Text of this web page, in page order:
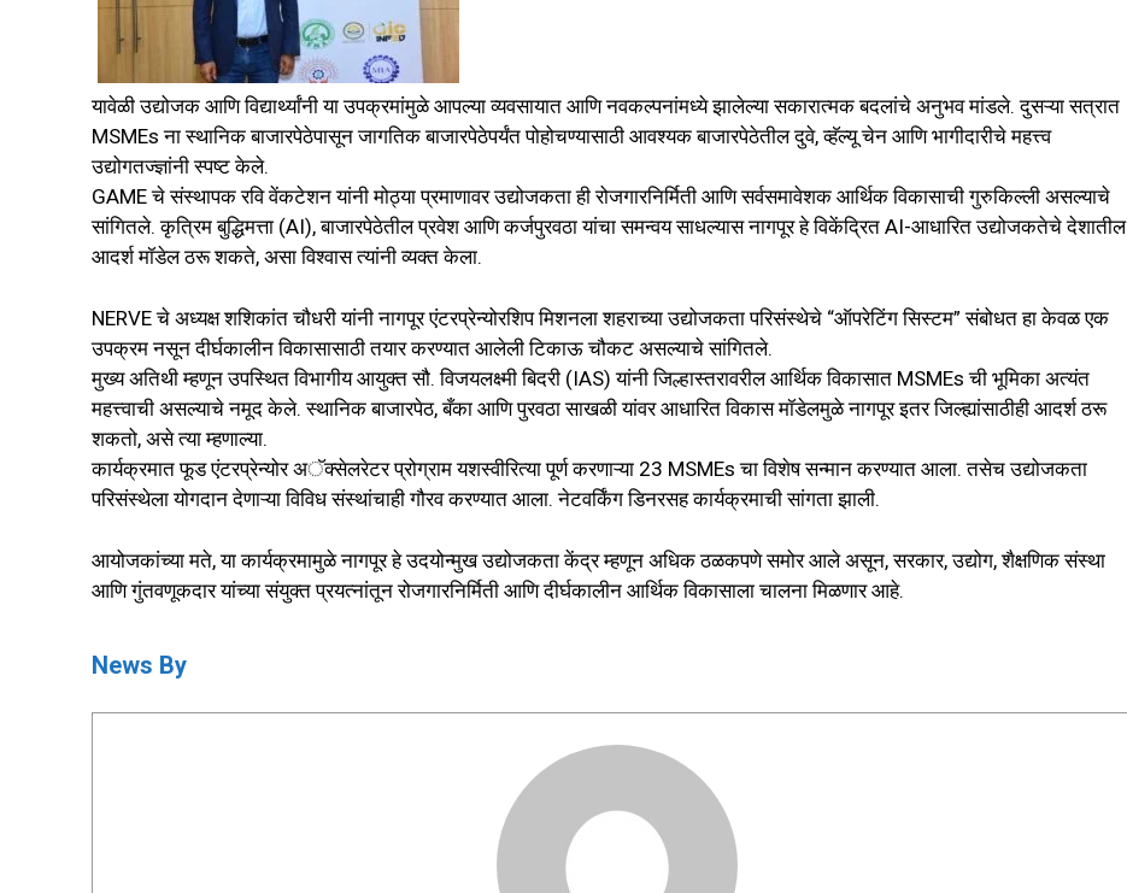
यावेळी उद्योजक आणि विद्यार्थ्यांनी या उपक्रमांमुळे आपल्या व्यवसायात आणि नवकल्पनांमध्ये झालेल्या सकारात्मक बदलांचे अनुभव मांडले. दुसऱ्या सत्रात
MSMEs ना स्थानिक बाजारपेठेपासून जागतिक बाजारपेठेपर्यंत पोहोचण्यासाठी आवश्यक बाजारपेठेतील दुवे, व्हॅल्यू चेन आणि भागीदारीचे महत्त्व
उद्योगतज्ज्ञांनी स्पष्ट केले.
GAME चे संस्थापक रवि वेंकटेशन यांनी मोठ्या प्रमाणावर उद्योजकता ही रोजगारनिर्मिती आणि सर्वसमावेशक आर्थिक विकासाची गुरुकिल्ली असल्याचे
सांगितले. कृत्रिम बुद्धिमत्ता (AI), बाजारपेठेतील प्रवेश आणि कर्जपुरवठा यांचा समन्वय साधल्यास नागपूर हे विकेंद्रित AI-आधारित उद्योजकतेचे देशातील
आदर्श मॉडेल ठरू शकते, असा विश्वास त्यांनी व्यक्त केला.
NERVE चे अध्यक्ष शशिकांत चौधरी यांनी नागपूर एंटरप्रेन्योरशिप मिशनला शहराच्या उद्योजकता परिसंस्थेचे “ऑपरेटिंग सिस्टम” संबोधत हा केवळ एक
उपक्रम नसून दीर्घकालीन विकासासाठी तयार करण्यात आलेली टिकाऊ चौकट असल्याचे सांगितले.
मुख्य अतिथी म्हणून उपस्थित विभागीय आयुक्त सौ. विजयलक्ष्मी बिदरी (IAS) यांनी जिल्हास्तरावरील आर्थिक विकासात MSMEs ची भूमिका अत्यंत
महत्त्वाची असल्याचे नमूद केले. स्थानिक बाजारपेठ, बँका आणि पुरवठा साखळी यांवर आधारित विकास मॉडेलमुळे नागपूर इतर जिल्ह्यांसाठीही आदर्श ठरू
शकतो, असे त्या म्हणाल्या.
कार्यक्रमात फूड एंटरप्रेन्योर अॅक्सेलरेटर प्रोग्राम यशस्वीरित्या पूर्ण करणाऱ्या 23 MSMEs चा विशेष सन्मान करण्यात आला. तसेच उद्योजकता
परिसंस्थेला योगदान देणाऱ्या विविध संस्थांचाही गौरव करण्यात आला. नेटवर्किंग डिनरसह कार्यक्रमाची सांगता झाली.
आयोजकांच्या मते, या कार्यक्रमामुळे नागपूर हे उदयोन्मुख उद्योजकता केंद्र म्हणून अधिक ठळकपणे समोर आले असून, सरकार, उद्योग, शैक्षणिक संस्था
आणि गुंतवणूकदार यांच्या संयुक्त प्रयत्नांतून रोजगारनिर्मिती आणि दीर्घकालीन आर्थिक विकासाला चालना मिळणार आहे.
News By